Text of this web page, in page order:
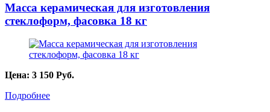
Масса керамическая для изготовления
стеклоформ, фасовка 18 кг
Цена: 3 150 Руб.
Подробнее